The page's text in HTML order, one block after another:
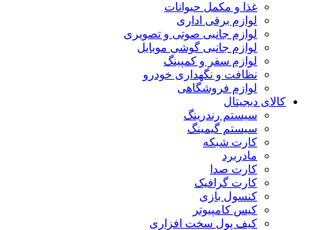
غذا و مکمل حیوانات
لوازم برقی اداری
لوازم جانبی صوتی و تصویری
لوازم جانبی گوشی موبایل
لوازم سفر و کمپینگ
نظافت و نگهداری خودرو
لوازم فروشگاهی
کالای دیجیتال
سیستم رندرینگ
سیستم گیمینگ
کارت شبکه
مادربرد
کارت صدا
کارت گرافیک
کنسول بازی
کیس کامپیوتر
کیف پول سخت افزاری